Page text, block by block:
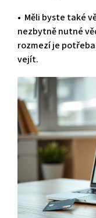
• Měli byste také
nezbytně nutné
rozmezí je
vejít.